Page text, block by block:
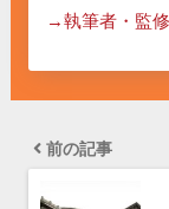
→執筆者・監
前の記事